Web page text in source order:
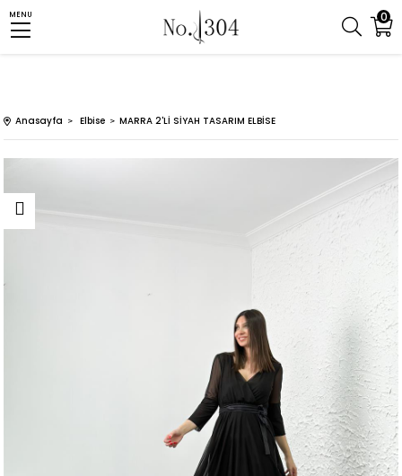
0
MENU
Anasayfa Elbise MARRA 2'Lİ SİYAH TASARIM ELBİSE